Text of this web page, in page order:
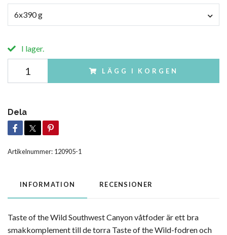
6x390 g
I lager.
LÄGG I KORGEN
Dela
Artikelnummer: 120905-1
INFORMATION RECENSIONER
Taste of the Wild Southwest Canyon våtfoder är ett bra
smakkomplement till de torra Taste of the Wild-fodren och